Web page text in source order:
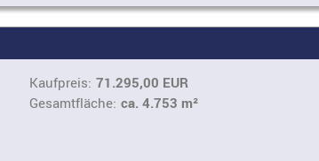
Kaufpreis: 71.295,00 EUR
Gesamtfläche: ca. 4.753 m²